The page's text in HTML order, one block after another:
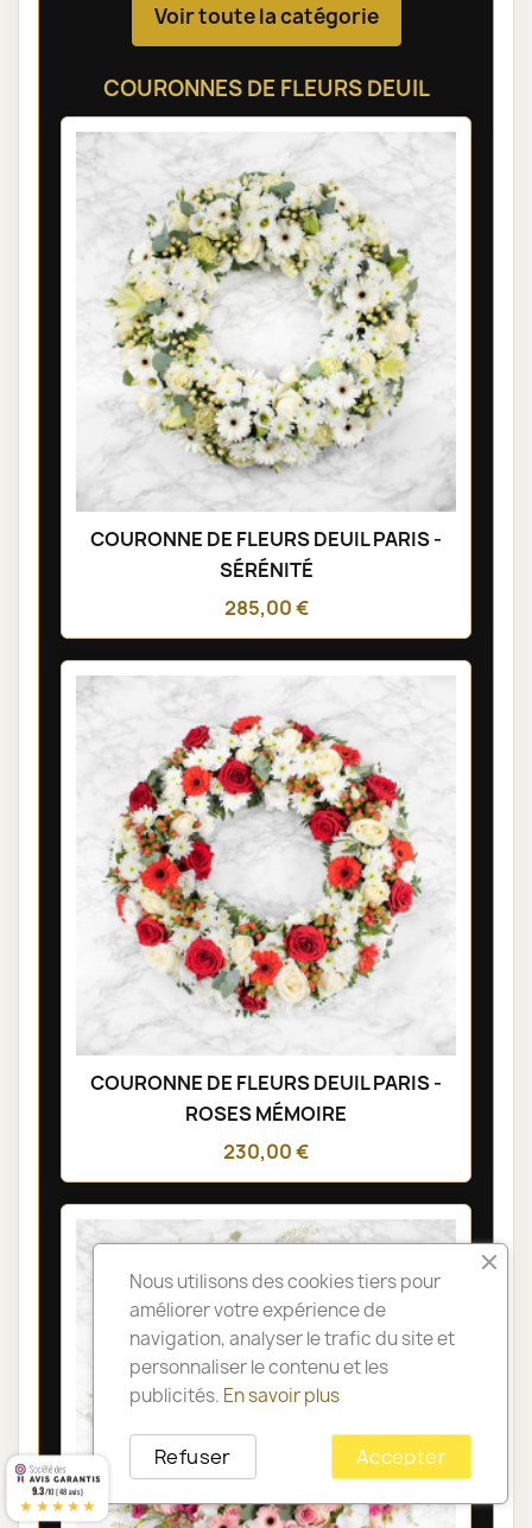
Voir toute la catégorie
COURONNES DE FLEURS DEUIL
COURONNE DE FLEURS DEUIL PARIS -
SÉRÉNITÉ
285,00 €
COURONNE DE FLEURS DEUIL PARIS -
ROSES MÉMOIRE
230,00 €
Nous utilisons des cookies tiers pour
améliorer votre expérience de
navigation, analyser le trafic du site et
personnaliser le contenu et les
publicités. En savoir plus
Accepter
Refuser
9.3/10 (48 avis)
★★★★★